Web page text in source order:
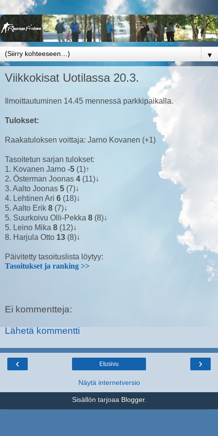
▼
Viikkokisat Uotilassa 20.3.
Ilmoittautuminen 14.45 mennessä parkkipaikalla.
Tulokset:
Raakatuloksen voittaja: Jarno Kovanen (+1)
Tasoitetun sarjan tulokset:
1. Kovanen Jarno -5 (1)↑
2. Österman Joonas 4 (11)↓
3. Aalto Joonas 5 (7)↓
4. Lehtinen Ari 6 (18)↓
5. Aalto Erik 8 (7)↓
5. Suurkoivu Olli-Pekka 8 (8)↓
5. Leino Mika 8 (12)↓
8. Harjula Otto 13 (8)↓
Päivitetty tasoituslista löytyy:
Tasoitukset ja ranking >>
Ei kommentteja:
Lähetä kommentti
‹ ›
Etusivu
Näytä internetversio
Sisällön tarjoaa Blogger.